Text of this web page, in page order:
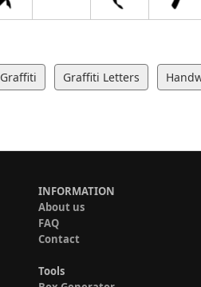
Graffiti Graffiti Letters
INFORMATION
About us
FAQ
Contact
Tools